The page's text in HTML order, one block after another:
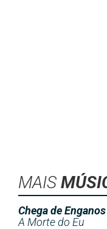
MAIS
Chega de Enganos
A Morte do Eu